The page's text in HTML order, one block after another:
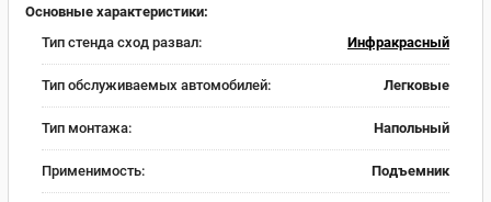
Основные характеристики:
Тип стенда сход развал:
Инфракрасный
Тип обслуживаемых автомобилей: Легковые
Тип монтажа: Напольный
Применимость: Подъемник